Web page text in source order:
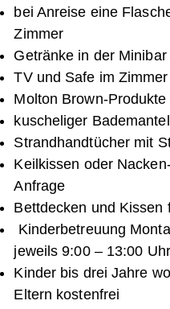
bei Anreise eine
Zimmer
Getränke in der
TV und Safe im Zimmer
Molton Brown-
kuscheliger Bademantel
Strandhandtücher mit
Keilkissen oder
Anfrage
Bettdecken und Kissen
Kinderbetreuung
jeweils 9:00 – 13:00 Uhr
Kinder bis drei Jahre
Eltern kostenfrei